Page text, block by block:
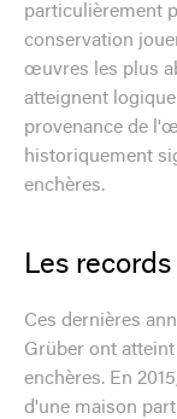
particulièrement
conservation
œuvres les plus
atteignent
provenance de
historiquement
enchères.
Les
Ces dernières
Grüber ont
enchères. En
d'une maison